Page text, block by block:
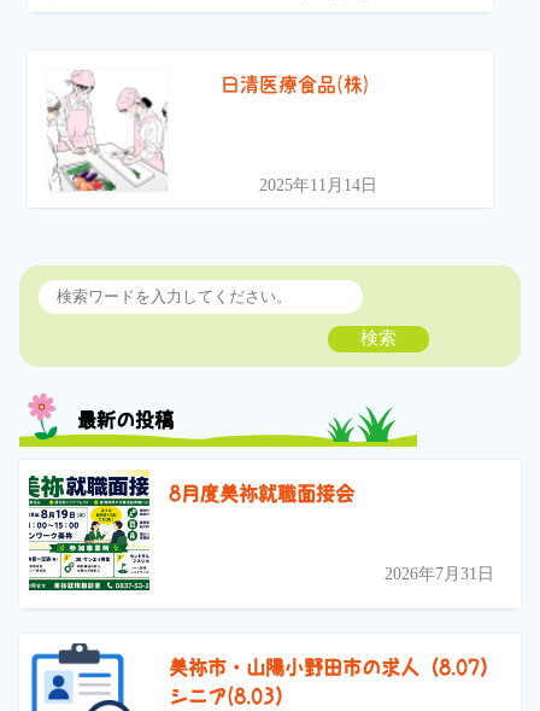
日清医療食品(株)
2025年11月14日
検索
最新の投稿
8月度美祢就職面接会
2026年7月31日
美祢市・山陽小野田市の求人（8.07）
シニア(8.03）